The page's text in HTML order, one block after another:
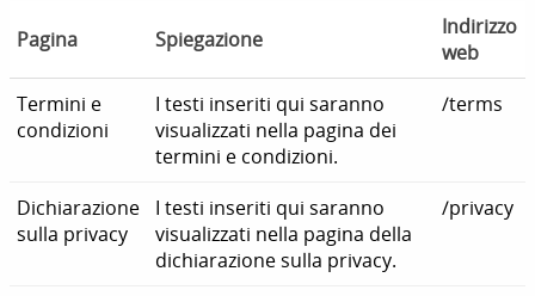
Pagina Spiegazione
Indirizzo
web
Termini e
condizioni
I testi inseriti qui saranno
visualizzati nella pagina dei
termini e condizioni.
/terms
Dichiarazione
sulla privacy
I testi inseriti qui saranno
visualizzati nella pagina della
dichiarazione sulla privacy.
/privacy